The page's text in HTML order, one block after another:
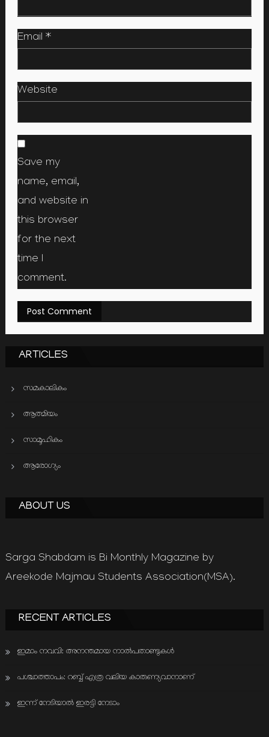
Email *
Website
Save my
name, email,
and website in
this browser
for the next
time I
comment.
ARTICLES
സമകാലികം
ആത്മിയം
സാമൂഹികം
ആരോഗ്യം
ABOUT US
Sarga Shabdam is Bi Monthly Magazine by
Areekode Majmau Students Association(MSA).
RECENT ARTICLES
ഇമാം നവവി: അനന്തമായ നാൽപതാണ്ടുകൾ
പശ്ചാത്താപം: റബ്ബ് എത്ര വലിയ കാരുണ്യവാനാണ്
ഇന്ന് നേടിയാൽ ഇരട്ടി നേടാം